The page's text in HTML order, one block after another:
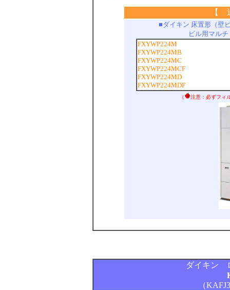
【
■ダイキン 床置形（壁
ビル用マル
FXYWP224M
FXYWP224MB
FXYWP224MC
FXYWP224MCF
FXYWP224MD
FXYWP224MDF
（ 注意：必ずフィ
ダイキン
（